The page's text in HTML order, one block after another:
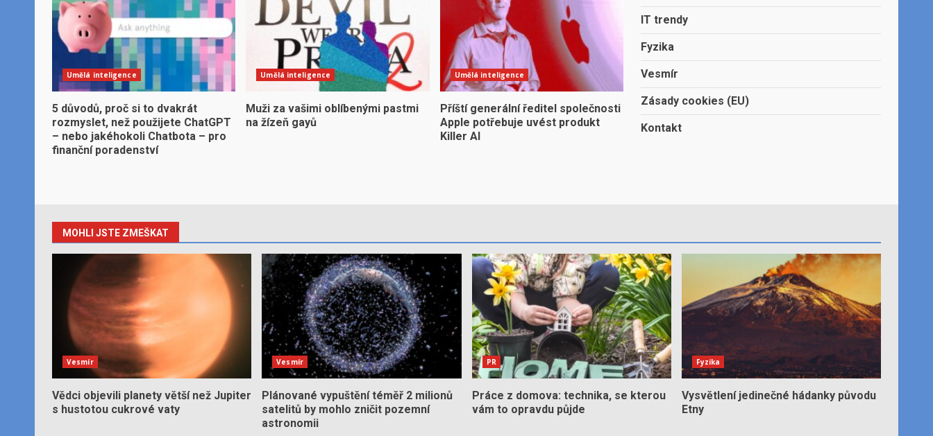
Umělá inteligence
5 důvodů, proč si to dvakrát
rozmyslet, než použijete ChatGPT
– nebo jakéhokoli Chatbota – pro
finanční poradenství
Umělá inteligence
Muži za vašimi oblíbenými pastmi
na žízeň gayů
Umělá inteligence
Příští generální ředitel společnosti
Apple potřebuje uvést produkt
Killer AI
IT trendy
Fyzika
Vesmír
Zásady cookies (EU)
Kontakt
MOHLI JSTE ZMEŠKAT
Vesmír
Vědci objevili planety větší než Jupiter
s hustotou cukrové vaty
Vesmír
Plánované vypuštění téměř 2 milionů
satelitů by mohlo zničit pozemní
astronomii
PR
Práce z domova: technika, se kterou
vám to opravdu půjde
Fyzika
Vysvětlení jedinečné hádanky původu
Etny